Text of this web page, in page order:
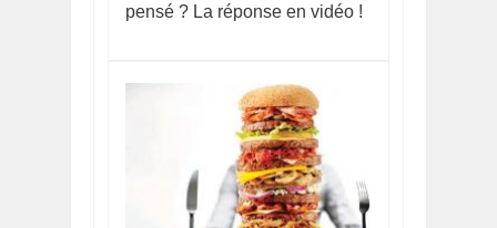
pensé ? La réponse en vidéo !